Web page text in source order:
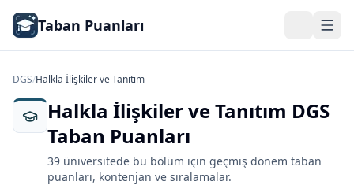
Taban Puanları
DGS/Halkla İlişkiler ve Tanıtım
Halkla İlişkiler ve Tanıtım DGS
Taban Puanları
39 üniversitede bu bölüm için geçmiş dönem taban
puanları, kontenjan ve sıralamalar.